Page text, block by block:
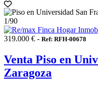
1/90
319.000 € - Ref: RFH-00678
Venta Piso en
Zaragoza